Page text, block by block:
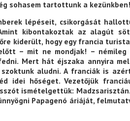
sohasem tartottunk a kezünkben!
lépéseit, csikorgását
kibontakoztak az alagút
kiderült, hogy egy francia
– mit ne mondjak! – némileg
Mert hát éjszaka annyira
aludni. A franciák is
idei hőséget. Vezetőjük
ismételgettük:
Papagenó áriáját,
Parvathy Baul: A NAGY LELKEK
Rideg Zsófia)